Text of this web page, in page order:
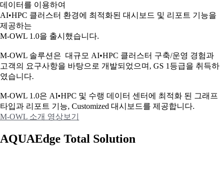
데이터를 이용하여
AI•HPC 클러스터 환경에 최적화된 대시보드 및 리포트 기능을
제공하는
M-OWL 1.0을 출시했습니다.
M-OWL 솔루션은 대규모 AI•HPC 클러스터 구축/운영 경험과
고객의 요구사항을 바탕으로 개발되었으며, GS 1등급을 취득하
였습니다.
M-OWL 1.0은 AI•HPC 및 수랭 데이터 센터에 최적화 된 그래프
타입과 리포트 기능, Customized 대시보드를 제공합니다.
M-OWL 소개 영상보기
AQUAEdge Total Solution